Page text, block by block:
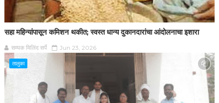
सहा महिन्यांपासून कमिशन थकीत; स्वस्त धान्य दुकानदारांचा आंदोलनाचा इशारा
सम्यक मिलिंद सर्पे Jun 23, 2026
तालुका